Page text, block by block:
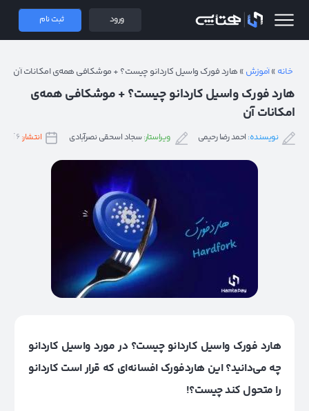
همتاپی ورود ثبت نام
خانه »آموزش » هارد فورک واسیل کاردانو چیست؟ + موشکافی همه‌ی امکانات آن
هارد فورک واسیل کاردانو چیست؟ + موشکافی همه‌ی
امکانات آن
نویسنده: احمد رضا رحیمی ویراستار:سجاد اسحقی نصرآبادی انتشار:
هارد فورک واسیل کاردانو چیست؟ در مورد واسیل کاردانو
چه می‌دانید؟ این هاردفورک افسانه‌ای که قرار است کاردانو
را متحول کند چیست؟!